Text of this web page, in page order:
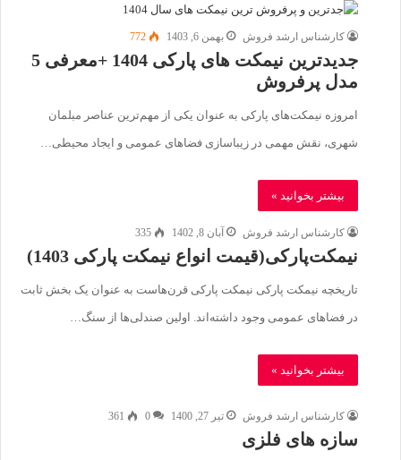
کارشناس ارشد فروش بهمن 6, 1403 772
جدیدترین نیمکت های پارکی 1404 +معرفی 5
مدل پرفروش
امروزه نیمکت‌های پارکی به عنوان یکی از مهم‌ترین عناصر مبلمان
شهری، نقش مهمی در زیباسازی فضاهای عمومی و ایجاد محیطی…
بیشتر بخوانید »
کارشناس ارشد فروش آبان 8, 1402 335
نیمکت‌پارکی(قیمت انواع نیمکت پارکی 1403)
تاریخچه نیمکت پارکی نیمکت پارکی قرن‌هاست به عنوان یک بخش ثابت
در فضاهای عمومی وجود داشته‌اند. اولین صندلی‌ها از سنگ…
بیشتر بخوانید »
کارشناس ارشد فروش تیر 27, 1400 0
361
سازه های فلزی